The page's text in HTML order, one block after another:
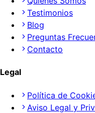
Testimonios
Blog
Preguntas
Contacto
Legal
Política de
Aviso Legal y